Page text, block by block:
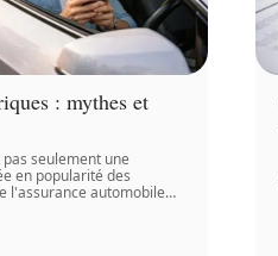
: mythes et
seulement une
en popularité des
l'assurance automobile…